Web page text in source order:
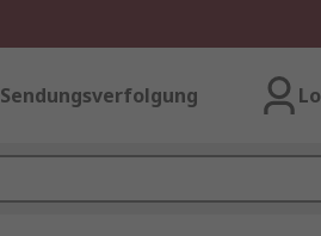
Sendungsverfolgung